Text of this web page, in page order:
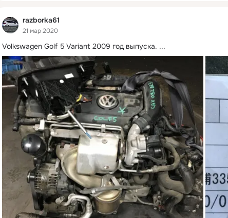
razborka61
21 мар 2020
Volkswagen Golf 5 Variant 2009 год выпуска. ...